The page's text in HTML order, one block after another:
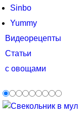
Sinbo
Yummy
Видеорецепты
Статьи
с овощами